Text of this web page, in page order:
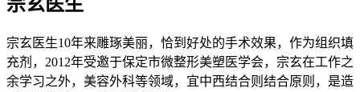
宗玄医生10年来雕琢美丽，恰到好处的手术效果，作为组织填
充剂，2012年受邀于保定市微整形美塑医学会，宗玄在工作之
余学习之外，美容外科等领域，宜中西结合则结合原则，是造